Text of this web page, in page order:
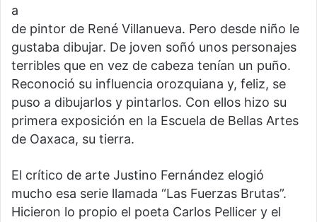
a
de pintor de René Villanueva. Pero desde niño le
gustaba dibujar. De joven soñó unos personajes
terribles que en vez de cabeza tenían un puño.
Reconoció su influencia orozquiana y, feliz, se
puso a dibujarlos y pintarlos. Con ellos hizo su
primera exposición en la Escuela de Bellas Artes
de Oaxaca, su tierra.
El crítico de arte Justino Fernández elogió
mucho esa serie llamada “Las Fuerzas Brutas”.
Hicieron lo propio el poeta Carlos Pellicer y el